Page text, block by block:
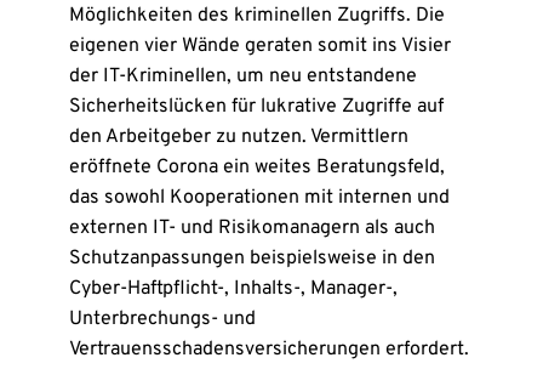
Möglichkeiten des kriminellen Zugriffs. Die
eigenen vier Wände geraten somit ins Visier
der IT-Kriminellen, um neu entstandene
Sicherheitslücken für lukrative Zugriffe auf
den Arbeitgeber zu nutzen. Vermittlern
eröffnete Corona ein weites Beratungsfeld,
das sowohl Kooperationen mit internen und
externen IT- und Risikomanagern als auch
Schutzanpassungen beispielsweise in den
Cyber-Haftpflicht-, Inhalts-, Manager-,
Unterbrechungs- und
Vertrauensschadensversicherungen erfordert.